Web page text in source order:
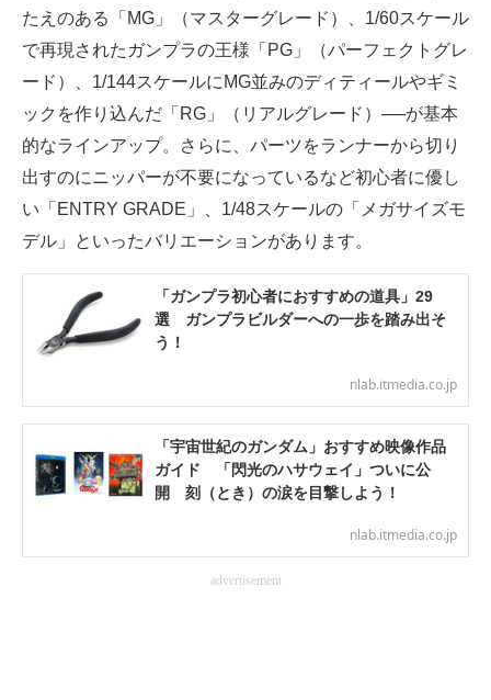
モノづくり技術者専門サイト
電子設計の基本と応用
建設×テクノロジーの最前線
たえのある「MG」（マスターグレード）、1/60スケール
で再現されたガンプラの王様「PG」（パーフェクトグレ
ード）、1/144スケールにMG並みのディティールやギミ
ックを作り込んだ「RG」（リアルグレード）──が基本
的なラインアップ。さらに、パーツをランナーから切り
出すのにニッパーが不要になっているなど初心者に優し
い「ENTRY GRADE」、1/48スケールの「メガサイズモ
デル」といったバリエーションがあります。
「ガンプラ初心者におすすめの道具」29
選 ガンプラビルダーへの一歩を踏み出そ
う！
nlab.itmedia.co.jp
「宇宙世紀のガンダム」おすすめ映像作品
ガイド 「閃光のハサウェイ」ついに公
開 刻（とき）の涙を目撃しよう！
nlab.itmedia.co.jp
advertisement